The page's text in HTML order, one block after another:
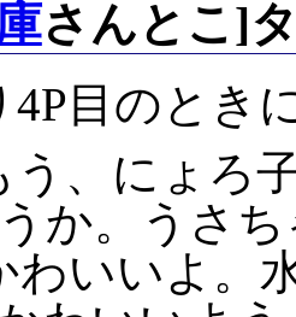
さんとこ]
4P目のとき
う、にょろ
か。うさ
わいいよ。